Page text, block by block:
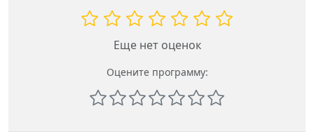
Еще нет оценок
Оцените программу: